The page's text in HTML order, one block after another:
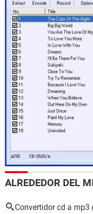
ALREDEDOR DEL
Convertidor cd a mp3